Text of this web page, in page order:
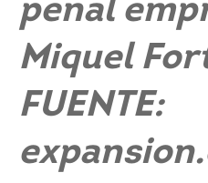
penal
Miquel
FUENTE: